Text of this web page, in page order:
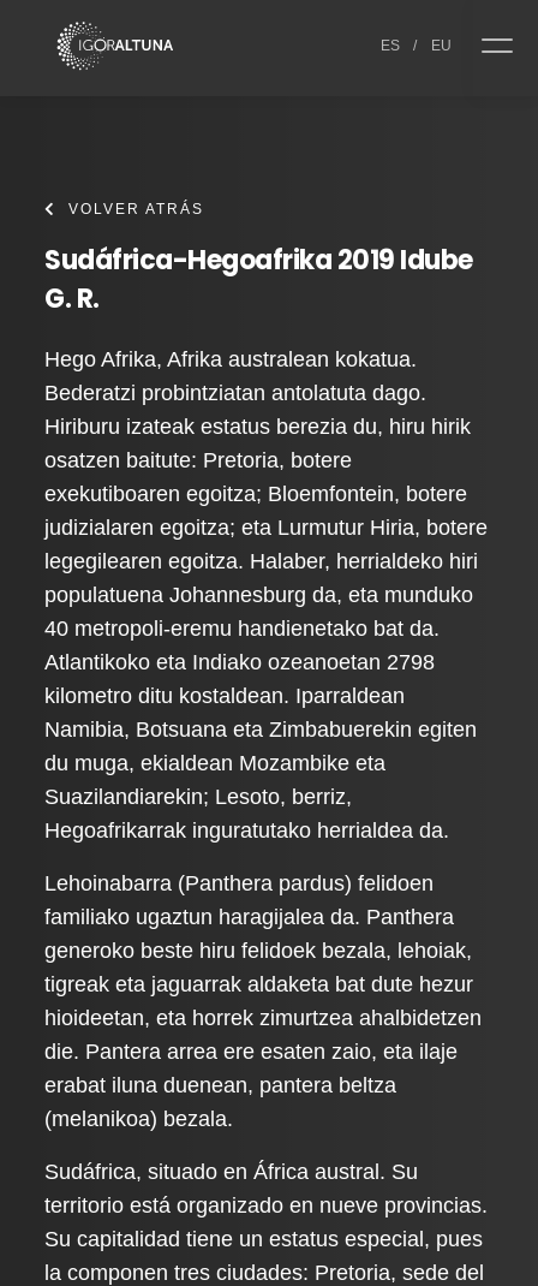
ES / EU
VOLVER ATRÁS
Sudáfrica-Hegoafrika 2019 Idube
G. R.
Hego Afrika, Afrika australean kokatua.
Bederatzi probintziatan antolatuta dago.
Hiriburu izateak estatus berezia du, hiru hirik
osatzen baitute: Pretoria, botere
exekutiboaren egoitza; Bloemfontein, botere
judizialaren egoitza; eta Lurmutur Hiria, botere
legegilearen egoitza. Halaber, herrialdeko hiri
populatuena Johannesburg da, eta munduko
40 metropoli-eremu handienetako bat da.
Atlantikoko eta Indiako ozeanoetan 2798
kilometro ditu kostaldean. Iparraldean
Namibia, Botsuana eta Zimbabuerekin egiten
du muga, ekialdean Mozambike eta
Suazilandiarekin; Lesoto, berriz,
Hegoafrikarrak inguratutako herrialdea da.
Lehoinabarra (Panthera pardus) felidoen
familiako ugaztun haragijalea da. Panthera
generoko beste hiru felidoek bezala, lehoiak,
tigreak eta jaguarrak aldaketa bat dute hezur
hioideetan, eta horrek zimurtzea ahalbidetzen
die. Pantera arrea ere esaten zaio, eta ilaje
erabat iluna duenean, pantera beltza
(melanikoa) bezala.
Sudáfrica, situado en África austral. Su
territorio está organizado en nueve provincias.
Su capitalidad tiene un estatus especial, pues
la componen tres ciudades: Pretoria, sede del